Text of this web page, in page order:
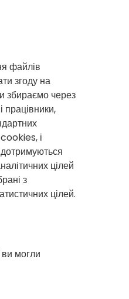
файлів
згоду на
збираємо через
і
цілей
з
цілей.
могли